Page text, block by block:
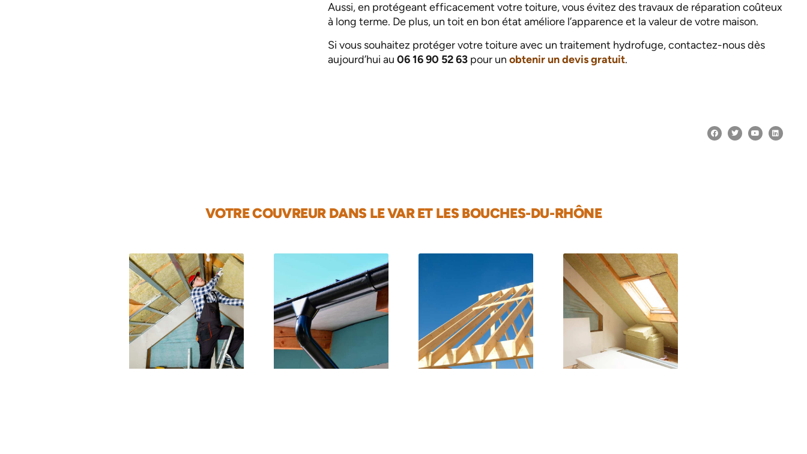
Aussi, en protégeant efficacement votre toiture, vous évitez des travaux de réparation coûteux
à long terme. De plus, un toit en bon état améliore l’apparence et la valeur de votre maison.
Si vous souhaitez protéger votre toiture avec un traitement hydrofuge, contactez-nous dès
aujourd’hui au 06 16 90 52 63pour un obtenir un devis gratuit.
VOTRE COUVREUR DANS LE VAR ET LES BOUCHES-DU-RHÔNE